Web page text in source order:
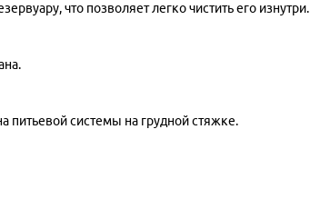
что позволяет легко чистить его изнутри.
питьевой системы на грудной стяжке.